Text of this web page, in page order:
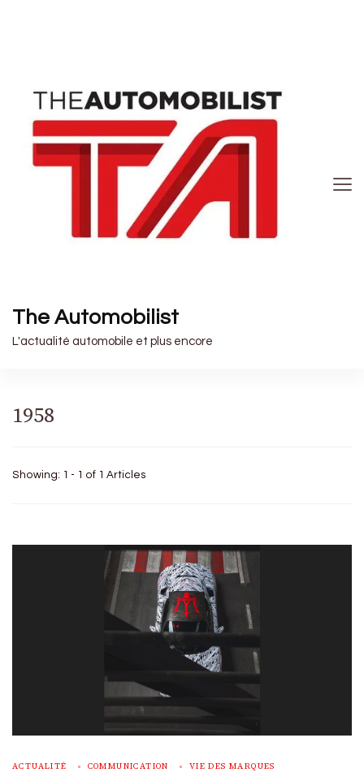
The Automobilist
L'actualité automobile et plus encore
1958
Showing: 1 - 1 of 1 Articles
ACTUALITÉ COMMUNICATION VIE DES MARQUES